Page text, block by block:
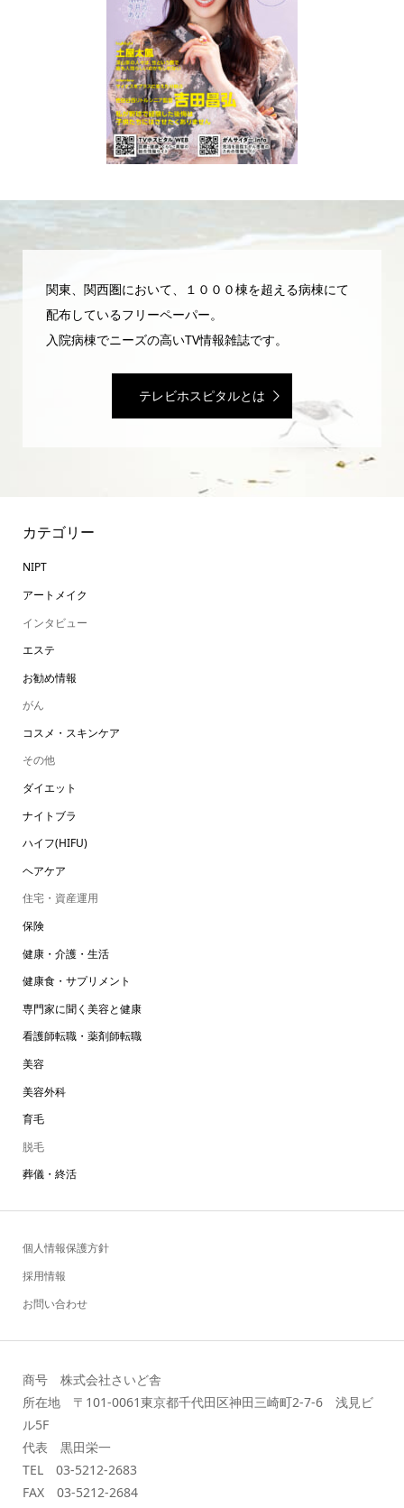
関東、関西圏において、１０００棟を超える病棟にて
配布しているフリーペーパー。
入院病棟でニーズの高いTV情報雑誌です。
テレビホスピタルとは
カテゴリー
NIPT
アートメイク
インタビュー
エステ
お勧め情報
がん
コスメ・スキンケア
その他
ダイエット
ナイトブラ
ハイフ(HIFU)
ヘアケア
住宅・資産運用
保険
健康・介護・生活
健康食・サプリメント
専門家に聞く美容と健康
看護師転職・薬剤師転職
美容
美容外科
育毛
脱毛
葬儀・終活
個人情報保護方針
採用情報
お問い合わせ
商号 株式会社さいど舎
所在地 〒101-0061東京都千代田区神田三崎町2-7-6 浅見ビ
ル5F
代表 黒田栄一
TEL 03-5212-2683
FAX 03-5212-2684